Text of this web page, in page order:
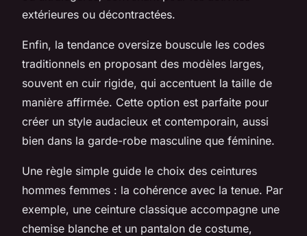
extérieures ou décontractées.
Enfin, la tendance oversize bouscule les codes
traditionnels en proposant des modèles larges,
souvent en cuir rigide, qui accentuent la taille de
manière affirmée. Cette option est parfaite pour
créer un style audacieux et contemporain, aussi
bien dans la garde-robe masculine que féminine.
Une règle simple guide le choix des ceintures
hommes femmes : la cohérence avec la tenue. Par
exemple, une ceinture classique accompagne une
chemise blanche et un pantalon de costume,